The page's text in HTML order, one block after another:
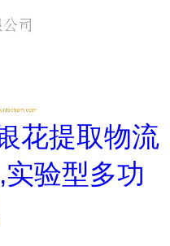
花提取物流
验型多功